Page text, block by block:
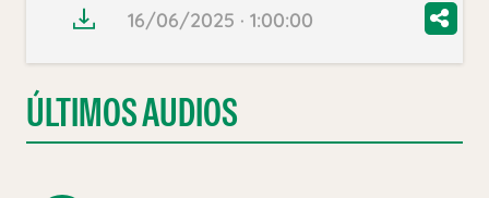
16/06/2025 · 1:00:00
ÚLTIMOS AUDIOS